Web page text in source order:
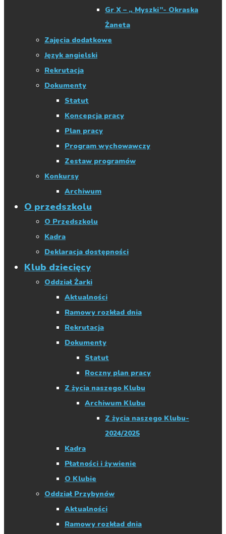
Gr X – „ Myszki”- Okraska
Żaneta
Zajęcia dodatkowe
Język angielski
Rekrutacja
Dokumenty
Statut
Koncepcja pracy
Plan pracy
Program wychowawczy
Zestaw programów
Konkursy
Archiwum
O przedszkolu
O Przedszkolu
Kadra
Deklaracja dostępności
Klub dziecięcy
Oddział Żarki
Aktualności
Ramowy rozkład dnia
Rekrutacja
Dokumenty
Statut
Roczny plan pracy
Z życia naszego Klubu
Archiwum Klubu
Z życia naszego Klubu-
2024/2025
Kadra
Płatności i żywienie
O Klubie
Oddział Przybynów
Aktualności
Ramowy rozkład dnia